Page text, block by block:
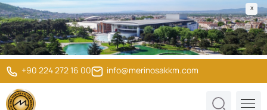
X
+90 224 272 16 00 info@merinosakkm.com